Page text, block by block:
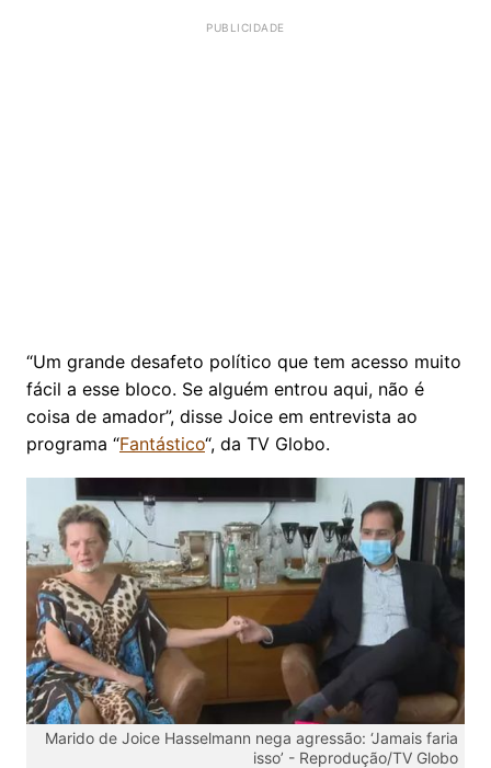
“Um grande desafeto político que tem acesso muito
fácil a esse bloco. Se alguém entrou aqui, não é
coisa de amador”, disse Joice em entrevista ao
programa “Fantástico“, da TV Globo.
Marido de Joice Hasselmann nega agressão: ‘Jamais faria
isso’ - Reprodução/TV Globo